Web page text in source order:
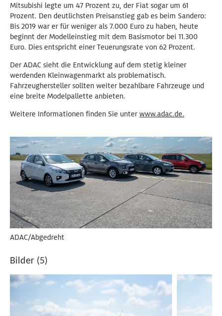
Mitsubishi legte um 47 Prozent zu, der Fiat sogar um 61
Prozent. Den deutlichsten Preisanstieg gab es beim Sandero:
Bis 2019 war er für weniger als 7.000 Euro zu haben, heute
beginnt der Modelleinstieg mit dem Basismotor bei 11.300
Euro. Dies entspricht einer Teuerungsrate von 62 Prozent.
Der ADAC sieht die Entwicklung auf dem stetig kleiner
werdenden Kleinwagenmarkt als problematisch.
Fahrzeughersteller sollten weiter bezahlbare Fahrzeuge und
eine breite Modelpallette anbieten.
Weitere Informationen finden Sie unterwww.adac.de.
ADAC/Abgedreht
Bilder (5)